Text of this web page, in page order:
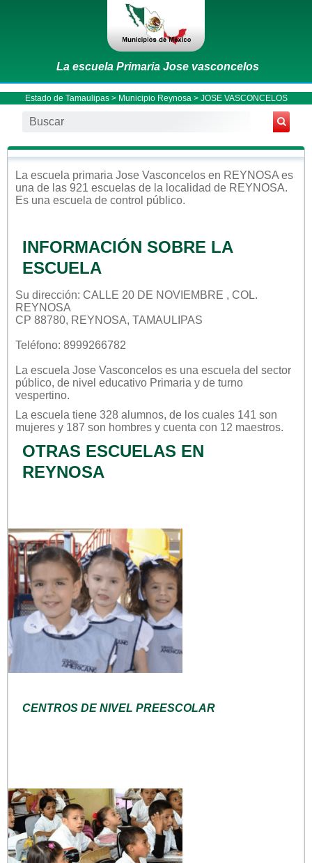
La escuela Primaria Jose vasconcelos
Estado de Tamaulipas> Municipio Reynosa > JOSE VASCONCELOS
La escuela primaria Jose Vasconcelos en REYNOSA es
una de las 921 escuelas de la localidad de REYNOSA.
Es una escuela de control público.
INFORMACIÓN SOBRE LA
ESCUELA
Su dirección: CALLE 20 DE NOVIEMBRE , COL.
REYNOSA
CP 88780, REYNOSA, TAMAULIPAS
Teléfono: 8999266782
La escuela Jose Vasconcelos es una escuela del sector
público, de nivel educativo Primaria y de turno
vespertino.
La escuela tiene 328 alumnos, de los cuales 141 son
mujeres y 187 son hombres y cuenta con 12 maestros.
OTRAS ESCUELAS EN
REYNOSA
CENTROS DE NIVEL PREESCOLAR